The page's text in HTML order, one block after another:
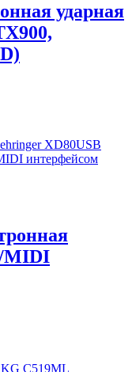
ударная
MIDI